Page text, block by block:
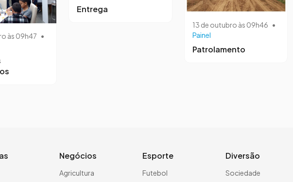
às 09h47 •
Entrega
13 de outubro às 09h46 •
Painel
Patrolamento
Negócios
Agricultura
Esporte
Futebol
Diversão
Sociedade